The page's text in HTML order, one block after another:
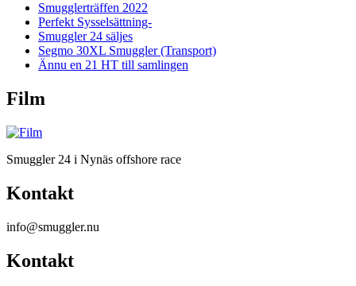
Smugglerträffen 2022
Perfekt Sysselsättning-
Smuggler 24 säljes
Segmo 30XL Smuggler (Transport)
Ännu en 21 HT till samlingen
Film
Smuggler 24 i Nynäs offshore race
Kontakt
info@smuggler.nu
Kontakt